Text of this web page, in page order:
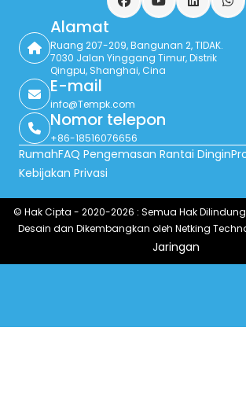
FacebookYouTubeLinkedIn
Alamat
Ruang 207-209, Bangunan 2, TIDAK.
7030 Jalan Yinggang Timur, Distrik
Qingpu, Shanghai, Cina
E-mail
info@Tempk.com
Nomor telepon
+86-18516076656
RumahFAQ Pengemasan Rantai Dingin
Kebijakan Privasi
© Hak Cipta - 2020-2026 : Semua Hak
Desain dan Dikembangkan oleh Netking
Jaringan